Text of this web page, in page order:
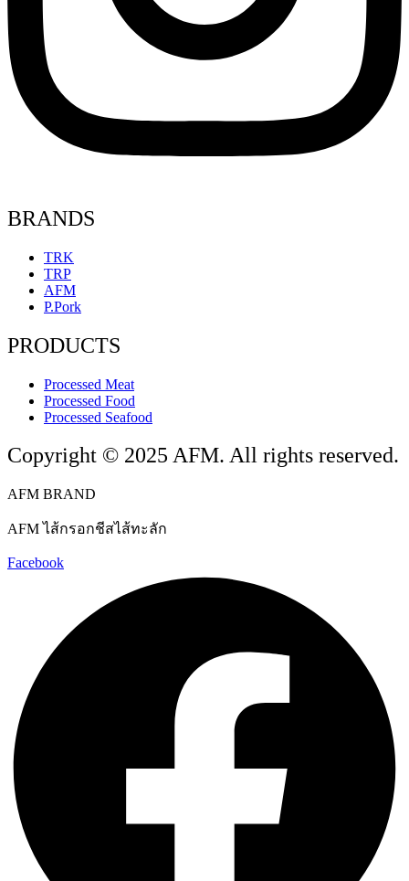
BRANDS
TRK
TRP
AFM
P.Pork
PRODUCTS
Processed Meat
Processed Food
Processed Seafood
Copyright © 2025 AFM. All rights reserved.
AFM BRAND
AFM ไส้กรอกชีสไส้ทะลัก
Facebook